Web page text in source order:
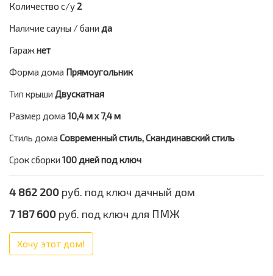
Количество с/у 2
Наличие сауны / бани да
Гаражнет
Форма дома Прямоугольник
Тип крыши Двускатная
Размер дома 10,4 м х 7,4 м
Стиль дома Современный стиль, Скандинавский стиль
Срок сборки 100 дней под ключ
4 862 200 руб. под ключ дачный дом
7 187 600 руб. под ключ для ПМЖ
Хочу этот дом!